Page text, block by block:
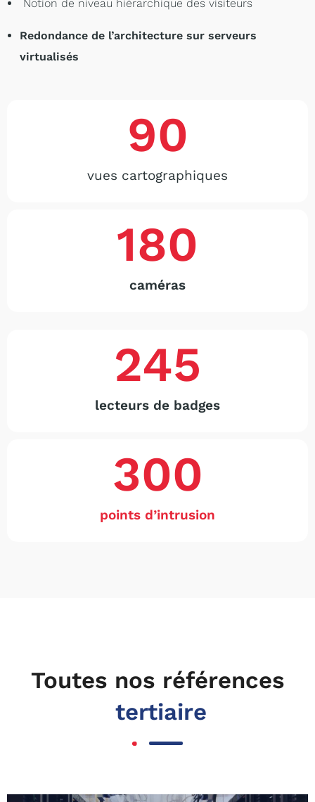
Notion de niveau hiérarchique des visiteurs
Redondance de l’architecture sur serveurs
virtualisés
vues cartographiques
90
caméras
180
lecteurs de badges
245
points d’intrusion
300
Toutes nos références
tertiaire